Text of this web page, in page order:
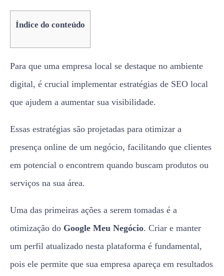
Índice do conteúdo
Para que uma empresa local se destaque no ambiente
digital, é crucial implementar estratégias de SEO local
que ajudem a aumentar sua visibilidade.
Essas estratégias são projetadas para otimizar a
presença online de um negócio, facilitando que clientes
em potencial o encontrem quando buscam produtos ou
serviços na sua área.
Uma das primeiras ações a serem tomadas é a
otimização do Google Meu Negócio. Criar e manter
um perfil atualizado nesta plataforma é fundamental,
pois ele permite que sua empresa apareça em resultados